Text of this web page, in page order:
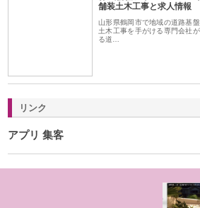
舗装土木工事と求人情報
山形県鶴岡市で地域の道路基
土木工事を手がける専門会社
る道…
リンク
アプリ 集客